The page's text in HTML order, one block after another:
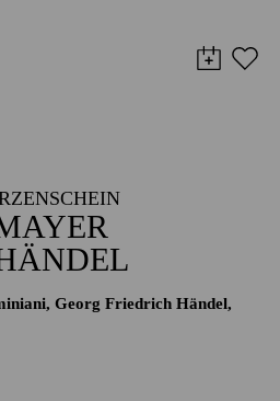
Georg Friedrich Händel,